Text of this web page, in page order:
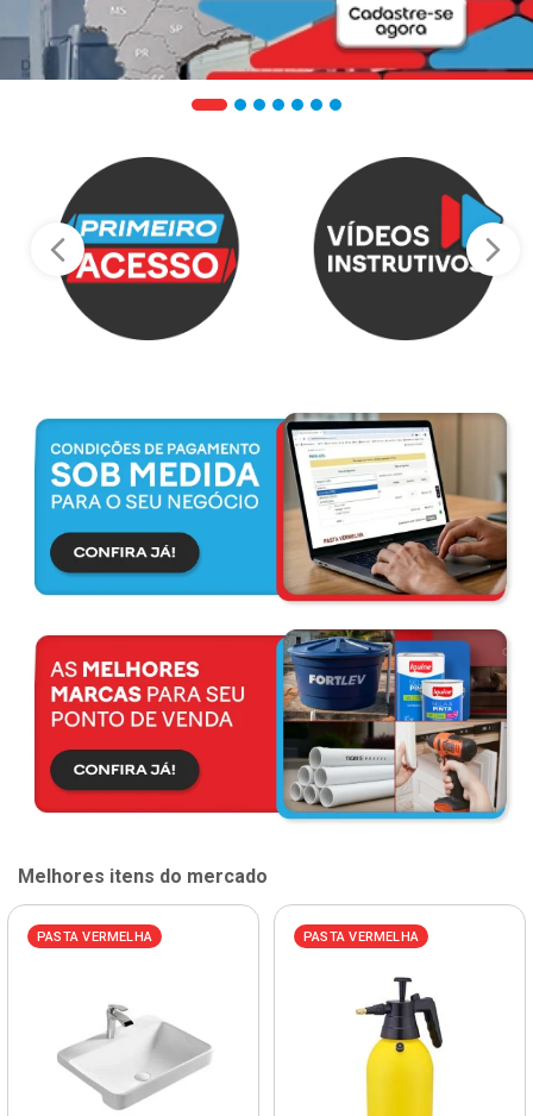
Melhores itens do mercado
PASTA VERMELHA PASTA VERMELHA